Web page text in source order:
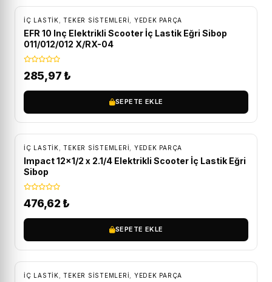
İÇ LASTIK ,TEKER SISTEMLERI YEDEK PARÇA
EFR 10 Inç Elektrikli Scooter İç Lastik Eğri Sibop
011/012/012 X/RX-04
285,97 ₺
SEPETE EKLE
İÇ LASTIK ,TEKER SISTEMLERI YEDEK PARÇA
Impact 12×1/2 x 2.1/4 Elektrikli Scooter İç Lastik Eğri
Sibop
476,62₺
SEPETE EKLE
İÇ LASTIK ,TEKER SISTEMLERI YEDEK PARÇA